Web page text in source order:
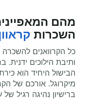
מהם
השכרות
כל הקרוואנים להשכרה
ותיבת הילוכים ידנית.
הבישול היחיד הוא
מיקרוגל. אורכם של